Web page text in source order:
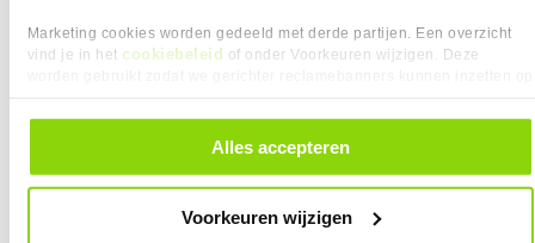
Marketing cookies worden gedeeld met derde partijen. Een overzicht
vind je in het cookiebeleid of onder Voorkeuren wijzigen. Deze
alle cookies. Je kunt je gegeven toestemming altijd intrekken, dit doe je
door in de footer van onze website te klikken op ‘Cookievoorkeuren’
Alles accepteren
Voorkeuren wijzigen
99,
Uit eigen voorraad leverbaar. Levertijd:1 dag (vrijdag)